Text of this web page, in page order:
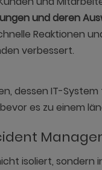
und deren
Reaktionen
verbessert.
dessen IT-
es zu einem
isoliert, sondern